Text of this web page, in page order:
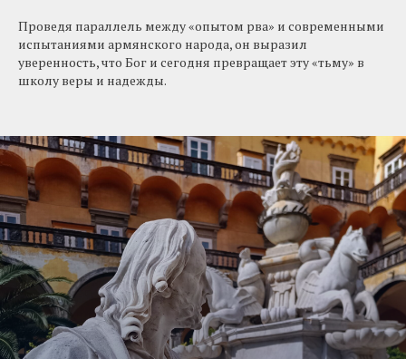
Проведя параллель между «опытом рва» и современными
испытаниями армянского народа, он выразил
уверенность, что Бог и сегодня превращает эту «тьму» в
школу веры и надежды.